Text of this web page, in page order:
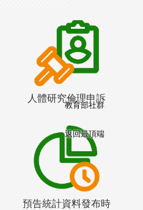
人體研究倫理申訴
預告統計資料發布時
教育部社群
返回最頂端